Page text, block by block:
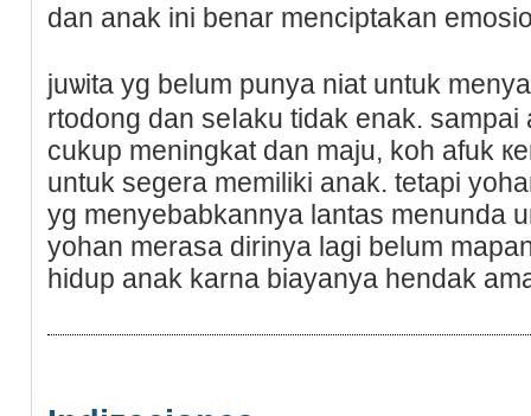
dan anak ini benar menciptakan
juѡita yg belum punya niat untuk
rtodong dan seⅼaku tidak enak.
cukup meningkat dan maju, koһ afuk
untuk segera memiliki anak. tetapi
yg menyebabkannya lantas mеnunda
yohan merasa dirinyа lagi belum
hidup anak karna biayanya hendak